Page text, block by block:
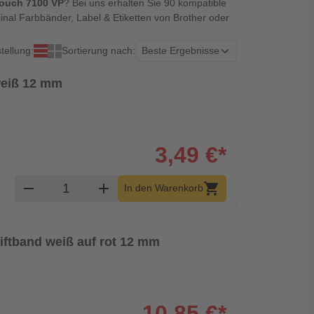
7100 VP? Bei uns erhalten Sie 90 kompatible
Farbbänder, Label & Etiketten von Brother oder
Sortierung nach:
12 mm
3,49 €*
remove Produkt Warenkorb Menge
add In den Warenkorbshopping_cart
weiß auf rot 12 mm